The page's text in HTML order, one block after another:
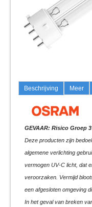
Beschrijving Meer
GEVAAR: Risico Groep
Deze producten zijn
algemene verlichting
vermogen UV-C licht, dat
veroorzaken. Vermijd
een afgesloten omgeving
In het geval van breken